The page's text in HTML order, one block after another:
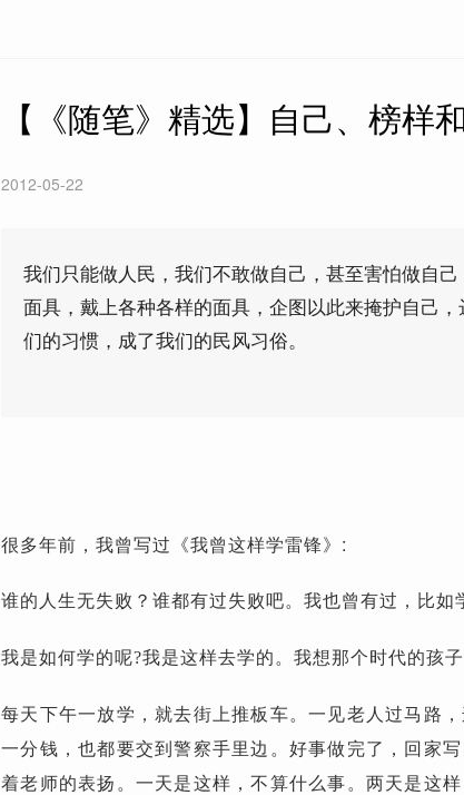
【《随笔》精选】自己、榜样
2012-05-22
我们只能做人民，我们不敢做自己，甚至害怕做自
面具，戴上各种各样的面具，企图以此来掩护自己
们的习惯，成了我们的民风习俗。
很多年前，我曾写过《我曾这样学雷锋》:
谁的人生无失败？谁都有过失败吧。我也曾有过，比如
我是如何学的呢?我是这样去学的。我想那个时代的孩
每天下午一放学，就去街上推板车。一见老人过马路
一分钱，也都要交到警察手里边。好事做完了，回家
着老师的表扬。一天是这样，不算什么事。两天是这